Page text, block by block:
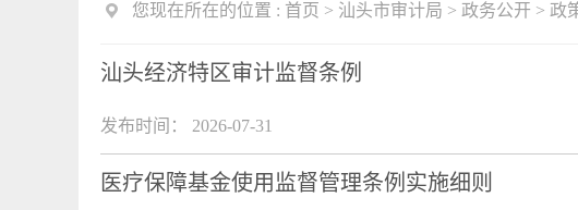
您现在所在的位置 : 首页 > 汕头市审计局 > 政务公开 > 政
汕头经济特区审计监督条例
发布时间： 2026-07-31
医疗保障基金使用监督管理条例实施细则